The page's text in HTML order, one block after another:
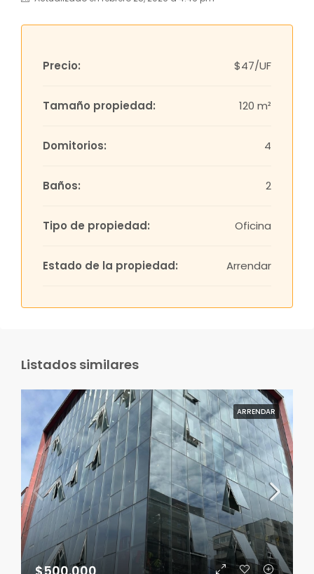
Precio: $47/UF
Tamaño propiedad: 120 m²
Domitorios: 4
Baños: 2
Tipo de propiedad: Oficina
Estado de la propiedad: Arrendar
Listados similares
ARRENDAR